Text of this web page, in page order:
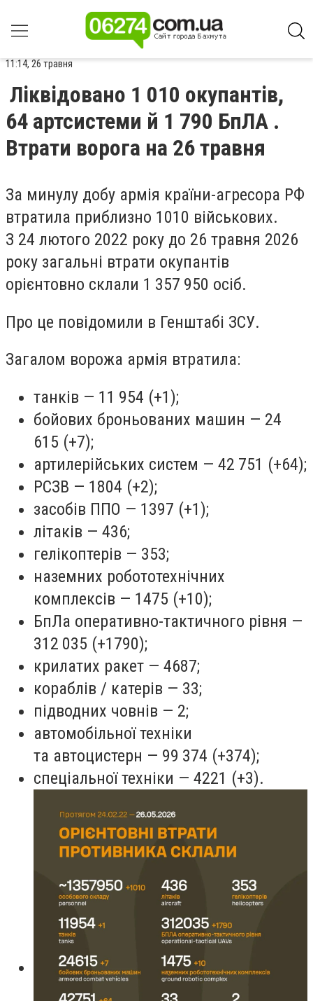
11:14, 26 травня
Ліквідовано 1 010 окупантів,
64 артсистеми й 1 790 БпЛА .
Втрати ворога на 26 травня
За минулу добу армія країни-агресора РФ
втратила приблизно 1010 військових.
З 24 лютого 2022 року до 26 травня 2026
року загальні втрати окупантів
орієнтовно склали 1 357 950 осіб.
Про це повідомили в Генштабі ЗСУ.
Загалом ворожа армія втратила:
танків — 11 954 (+1);
бойових броньованих машин — 24
615 (+7);
артилерійських систем — 42 751 (+64);
РСЗВ — 1804 (+2);
засобів ППО — 1397 (+1);
літаків — 436;
гелікоптерів — 353;
наземних робототехнічних
комплексів — 1475 (+10);
БпЛа оперативно-тактичного рівня —
312 035 (+1790);
крилатих ракет — 4687;
кораблів / катерів — 33;
підводних човнів — 2;
автомобільної техніки
та автоцистерн — 99 374 (+374);
спеціальної техніки — 4221 (+3).